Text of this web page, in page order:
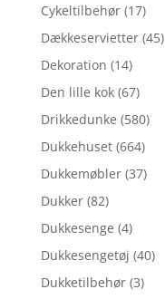
Cykeltilbehør (17)
Dækkeservietter (45)
Dekoration (14)
Den lille kok (67)
Drikkedunke (580)
Dukkehuset (664)
Dukkemøbler (37)
Dukker (82)
Dukkesenge (4)
Dukkesengetøj (40)
Dukketilbehør (3)